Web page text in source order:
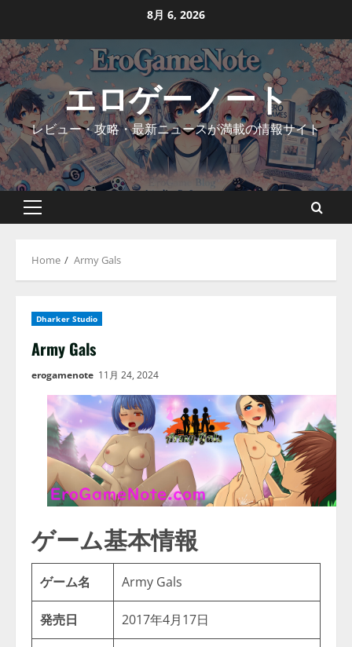
content
8月 6, 2026
エロゲーノート
レビュー・攻略・最新ニュースが満載の情報サイト
Primary
Home Army Gals
Dharker Studio
Army Gals
erogamenote 11月 24, 2024
ゲーム基本情報
ゲーム名 Army Gals
発売日 2017年4月17日